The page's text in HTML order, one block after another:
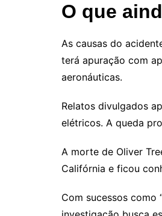
O que
As causas do
terá apuração com
aeronáuticas.
Relatos divulgados
elétricos. A queda
A morte de Oliver
Califórnia e ficou
Com sucessos como